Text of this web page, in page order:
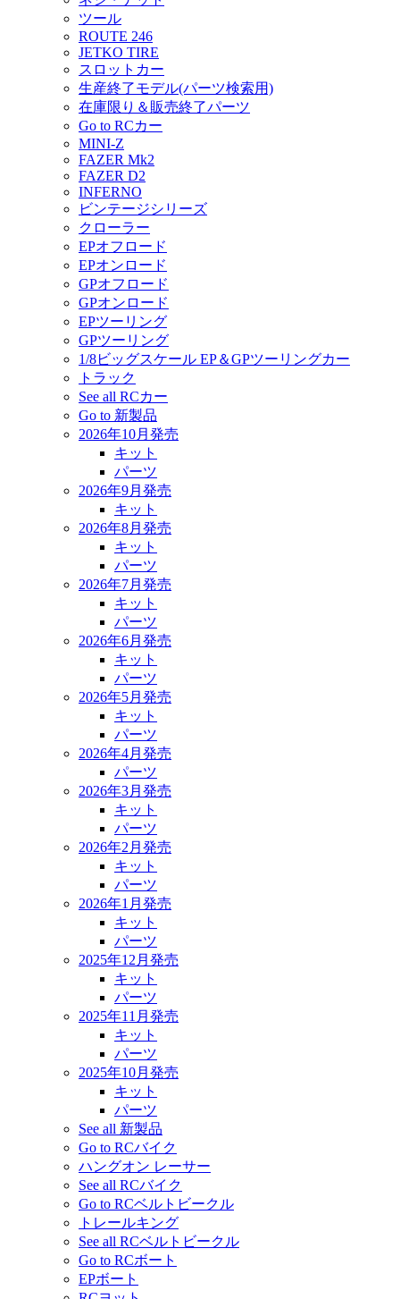
ツール
ROUTE 246
JETKO TIRE
スロットカー
生産終了モデル(パーツ検索用)
在庫限り＆販売終了パーツ
Go to RCカー
MINI-Z
FAZER Mk2
FAZER D2
INFERNO
ビンテージシリーズ
クローラー
EPオフロード
EPオンロード
GPオフロード
GPオンロード
EPツーリング
GPツーリング
1/8ビッグスケール EP＆GPツーリングカー
トラック
See all RCカー
Go to 新製品
2026年10月発売
キット
パーツ
2026年9月発売
キット
2026年8月発売
キット
パーツ
2026年7月発売
キット
パーツ
2026年6月発売
キット
パーツ
2026年5月発売
キット
パーツ
2026年4月発売
パーツ
2026年3月発売
キット
パーツ
2026年2月発売
キット
パーツ
2026年1月発売
キット
パーツ
2025年12月発売
キット
パーツ
2025年11月発売
キット
パーツ
2025年10月発売
キット
パーツ
See all 新製品
Go to RCバイク
ハングオン レーサー
See all RCバイク
Go to RCベルトビークル
トレールキング
See all RCベルトビークル
Go to RCボート
EPボート